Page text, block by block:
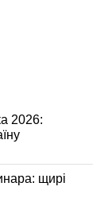
2026:
щирі